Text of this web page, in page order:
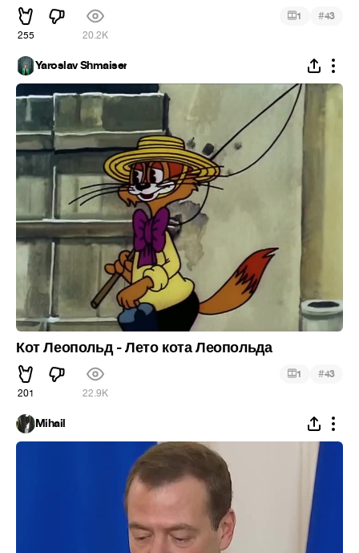
255 20.2K
1 #43
Yaroslav Shmaiser
Кот Леопольд - Лето кота Леопольда
201 22.9K
1 #43
Mihail